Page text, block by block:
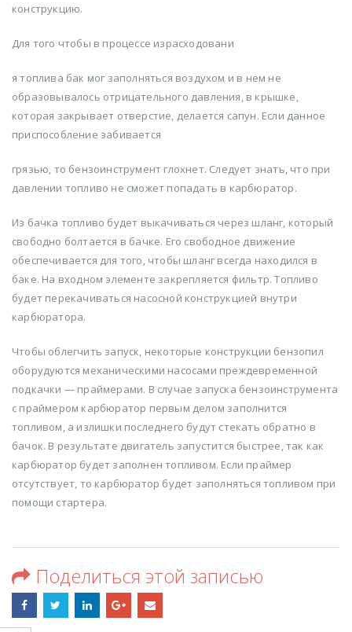
конструкцию.
Для того чтобы в процессе израсходовани
я топлива бак мог заполняться воздухом и в нем не
образовывалось отрицательного давления, в крышке,
которая закрывает отверстие, делается сапун. Если данное
приспособление забивается
грязью, то бензоинструмент глохнет. Следует знать, что при
давлении топливо не сможет попадать в карбюратор.
Из бачка топливо будет выкачиваться через шланг, который
свободно болтается в бачке. Его свободное движение
обеспечивается для того, чтобы шланг всегда находился в
баке. На входном элементе закрепляется фильтр. Топливо
будет перекачиваться насосной конструкцией внутри
карбюратора.
Чтобы облегчить запуск, некоторые конструкции бензопил
оборудуются механическими насосами преждевременной
подкачки — праймерами. В случае запуска бензоинструмента
с праймером карбюратор первым делом заполнится
топливом, а излишки последнего будут стекать обратно в
бачок. В результате двигатель запустится быстрее, так как
карбюратор будет заполнен топливом. Если праймер
отсутствует, то карбюратор будет заполняться топливом при
помощи стартера.
Поделиться этой записью
Цепь пильная 29,5
шаг 3/8", 1,1 мм
16.00 Br
Цепь пильная, 28,5
зубьев, 57 звеньев,
15.00Br
Цепь пильная, 27,5
зубьев, 55 звеньев,
шаг 3/8", 1,1 мм
Цепь пильная 29,5
зубьев, 59 звеньев,
шаг 3/8", 1,1 мм
Цепь пильная, 28,5
зубьев, 57 звеньев,
15.00Br
Цепь пильная, 27,5
зубьев, 55 звеньев,
шаг 3/8", 1,1 мм
15.00 Br